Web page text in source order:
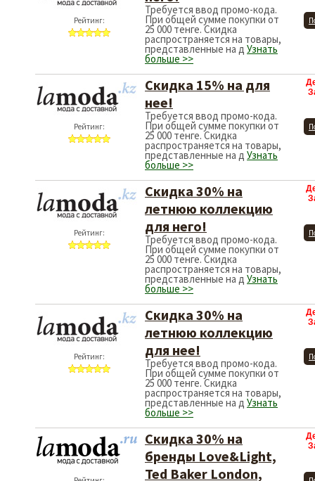
Рейтинг:
Требуется ввод промо-кода.
При общей сумме покупки от
25 000 тенге. Скидка
распространяется на товары,
представленные на д Узнать
больше >>
Рейтинг:
Скидка 15% на для
нее!
Требуется ввод промо-кода.
При общей сумме покупки от
25 000 тенге. Скидка
распространяется на товары,
представленные на д Узнать
больше >>
Рейтинг:
Скидка 30% на
летнюю коллекцию
для него!
Требуется ввод промо-кода.
При общей сумме покупки от
25 000 тенге. Скидка
распространяется на товары,
представленные на д Узнать
больше >>
Рейтинг:
Скидка 30% на
летнюю коллекцию
для нее!
Требуется ввод промо-кода.
При общей сумме покупки от
25 000 тенге. Скидка
распространяется на товары,
представленные на д Узнать
больше >>
Скидка 30% на
бренды Love&Light,
Ted Baker London,